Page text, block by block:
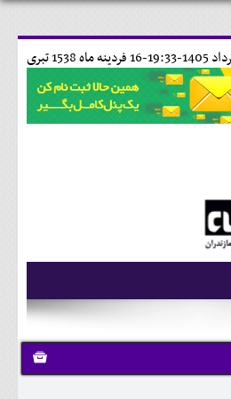
16 فردينه ماه 1538 تبری